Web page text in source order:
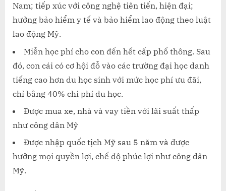
Nam; tiếp xúc với công nghệ tiên tiến, hiện đại;
hưởng bảo hiểm y tế và bảo hiểm lao động theo luật
lao động Mỹ.
Miễn học phí cho con đến hết cấp phổ thông. Sau
đó, con cái có cơ hội đỗ vào các trường đại học danh
tiếng cao hơn du học sinh với mức học phí ưu đãi,
chỉ bằng 40% chi phí du học.
Được mua xe, nhà và vay tiền với lãi suất thấp
như công dân Mỹ
Được nhập quốc tịch Mỹ sau 5 năm và được
hưởng mọi quyền lợi, chế độ phúc lợi như công dân
Mỹ.